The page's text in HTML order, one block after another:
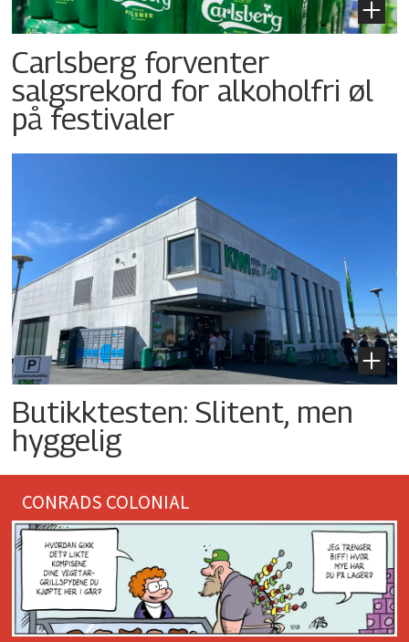
Carlsberg forventer
salgsrekord for alkoholfri øl
på festivaler
Butikktesten: Slitent, men
hyggelig
CONRADS COLONIAL